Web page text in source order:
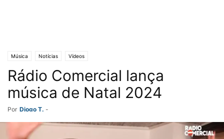
Música Notícias Vídeos
Rádio Comercial lança
música de Natal 2024
Por Diogo T. -